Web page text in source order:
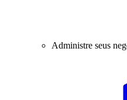
Administre seus